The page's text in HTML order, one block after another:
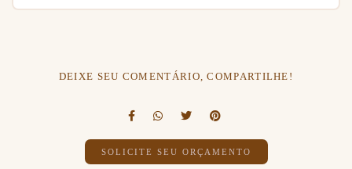
DEIXE SEU COMENTÁRIO, COMPARTILHE!
SOLICITE SEU ORÇAMENTO